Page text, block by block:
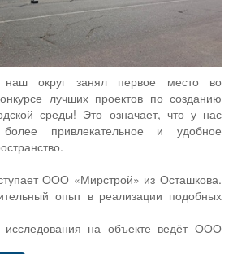
округ занял первое место во
лучших проектов по созданию
среды! Это означает, что у нас
привлекательное и удобное
ООО «Мирстрой» из Осташкова.
опыт в реализации подобных
исследования на объекте ведёт ООО